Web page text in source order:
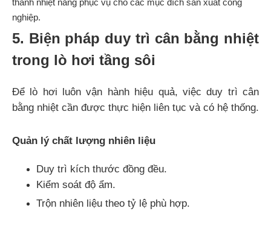
thành nhiệt năng phục vụ cho các mục đích sản xuất công
nghiệp.
5. Biện pháp duy trì cân bằng nhiệt
trong lò hơi tầng sôi
Để lò hơi luôn vận hành hiệu quả, việc duy trì cân
bằng nhiệt cần được thực hiện liên tục và có hệ thống.
Quản lý chất lượng nhiên liệu
Duy trì kích thước đồng đều.
Kiểm soát độ ẩm.
Trộn nhiên liệu theo tỷ lệ phù hợp.